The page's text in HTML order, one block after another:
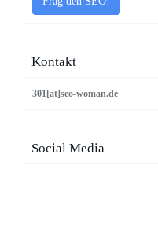
Kontakt
301[at]seo-woman.de
Social Media